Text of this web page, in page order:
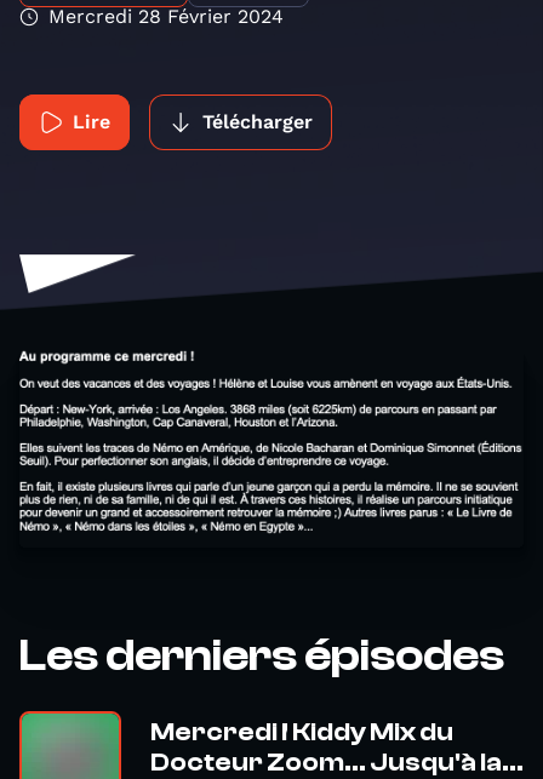
Mercredi 28 Février 2024
Lire Télécharger
Les derniers épisodes
Mercredi ! Kiddy Mix du
Docteur Zoom... Jusqu'à la...